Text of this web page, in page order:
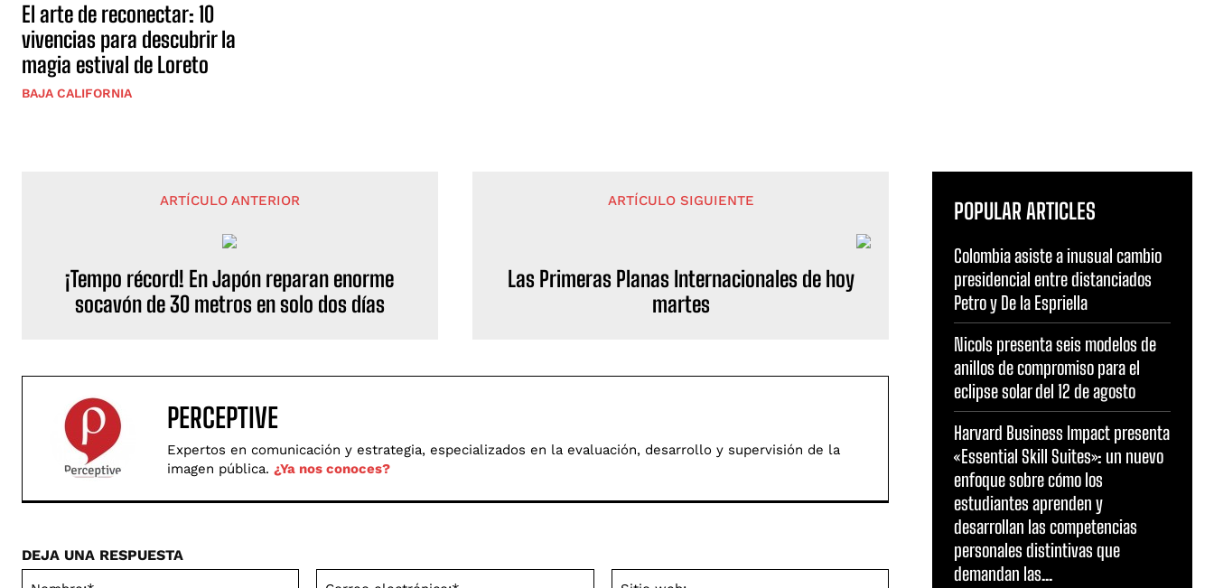
El arte de reconectar: 10
vivencias para descubrir la
magia estival de Loreto
BAJA CALIFORNIA
ARTÍCULO ANTERIOR
¡Tempo récord! En Japón reparan enorme
socavón de 30 metros en solo dos días
ARTÍCULO SIGUIENTE
Las Primeras Planas Internacionales de hoy
martes
PERCEPTIVE
Expertos en comunicación y estrategia, especializados en la evaluación, desarrollo y supervisión de la
imagen pública. ¿Ya nos conoces?
DEJA UNA RESPUESTA
POPULAR ARTICLES
Colombia asiste a inusual cambio
presidencial entre distanciados
Petro y De la Espriella
Nicols presenta seis modelos de
anillos de compromiso para el
eclipse solar del 12 de agosto
Harvard Business Impact presenta
«Essential Skill Suites»: un nuevo
enfoque sobre cómo los
estudiantes aprenden y
desarrollan las competencias
personales distintivas que
demandan las...